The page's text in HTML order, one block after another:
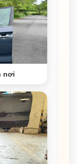
nơi